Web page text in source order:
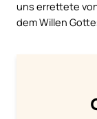
uns errettete
dem Willen